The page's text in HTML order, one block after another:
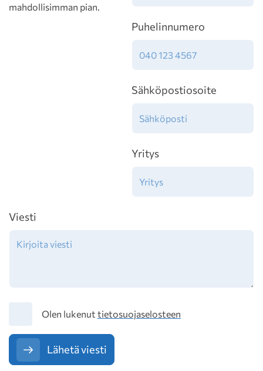
mahdollisimman pian.
Puhelinnumero
Sähköpostiosoite
Yritys
Viesti
TietosuojaOlen lukenut tietosuojaselosteen
Lähetä viesti